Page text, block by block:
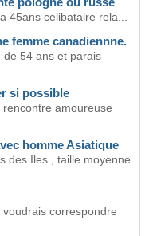
45ans celibataire rela...
femme canadiennne.
de 54 ans et parais
si possible
amoureuse
homme Asiatique
des Iles , taille moyenne
correspondre